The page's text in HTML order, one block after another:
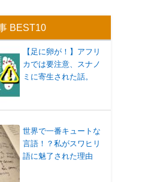
BEST10
【足に卵が！】アフリ
カでは要注意、スナノ
ミに寄生された話。
世界で一番キュートな
言語！？私がスワヒリ
語に魅了された理由